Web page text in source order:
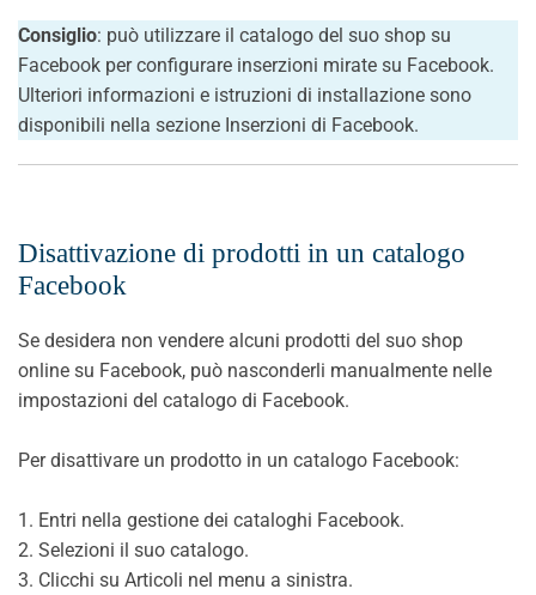
Consiglio: può utilizzare il catalogo del suo shop su
Facebook per configurare inserzioni mirate su Facebook.
Ulteriori informazioni e istruzioni di installazione sono
disponibili nella sezione Inserzioni di Facebook.
Disattivazione di prodotti in un catalogo
Facebook
Se desidera non vendere alcuni prodotti del suo shop
online su Facebook, può nasconderli manualmente nelle
impostazioni del catalogo di Facebook.
Per disattivare un prodotto in un catalogo Facebook:
1. Entri nella gestione dei cataloghi Facebook.
2. Selezioni il suo catalogo.
3. Clicchi su Articoli nel menu a sinistra.